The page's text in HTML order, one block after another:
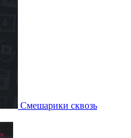
Смешарики сквозь